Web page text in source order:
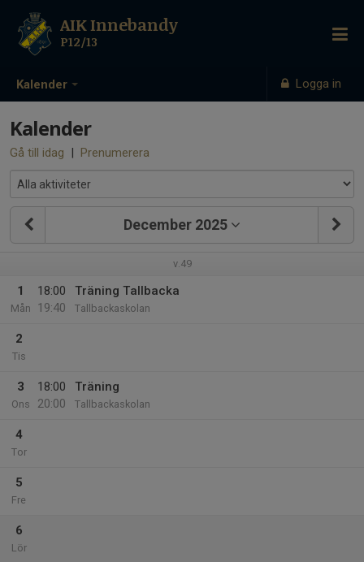
Kalender Logga in
AIK Innebandy
P12/13
Kalender
Gå till idag | Prenumerera
December 2025
v.49
1
Mån
18:00
19:40
Träning Tallbacka
Tallbackaskolan
2
Tis
3
Ons
18:00
20:00
Träning
Tallbackaskolan
4
Tor
5
Fre
6
Lör